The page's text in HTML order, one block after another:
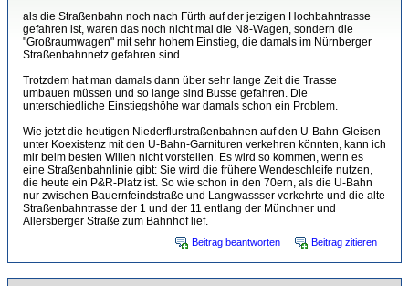
als die Straßenbahn noch nach Fürth auf der jetzigen Hochbahntrasse
gefahren ist, waren das noch nicht mal die N8-Wagen, sondern die
"Großraumwagen" mit sehr hohem Einstieg, die damals im Nürnberger
Straßenbahnnetz gefahren sind.
Trotzdem hat man damals dann über sehr lange Zeit die Trasse
umbauen müssen und so lange sind Busse gefahren. Die
unterschiedliche Einstiegshöhe war damals schon ein Problem.
Wie jetzt die heutigen Niederflurstraßenbahnen auf den U-Bahn-Gleisen
unter Koexistenz mit den U-Bahn-Garnituren verkehren könnten, kann ich
mir beim besten Willen nicht vorstellen. Es wird so kommen, wenn es
eine Straßenbahnlinie gibt: Sie wird die frühere Wendeschleife nutzen,
die heute ein P&R-Platz ist. So wie schon in den 70ern, als die U-Bahn
nur zwischen Bauernfeindstraße und Langwassser verkehrte und die alte
Straßenbahntrasse der 1 und der 11 entlang der Münchner und
Allersberger Straße zum Bahnhof lief.
Beitrag beantworten Beitrag zitieren